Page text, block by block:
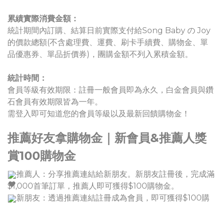
累績實際消費金額：
統計期間內訂購、結算日前實際支付給Song Baby の Joy
的價款總額(不含處理費、運費、刷卡手續費、購物金、單
品優惠券、單品折價券)，團購金額不列入累積金額。
統計時間：
會員等級有效期限：註冊一般會員即為永久，白金會員與鑽
石會員有效期限皆為一年。
需登入即可知道您的會員等級以及最新回饋購物金！
推薦好友拿購物金｜新會員&推薦人獎
賞100購物金
推薦人：分享推薦連結給新朋友。新朋友註冊後，完成滿
$1,000首筆訂單，推薦人即可獲得$100購物金。
新朋友：透過推薦連結註冊成為會員，即可獲得$100購